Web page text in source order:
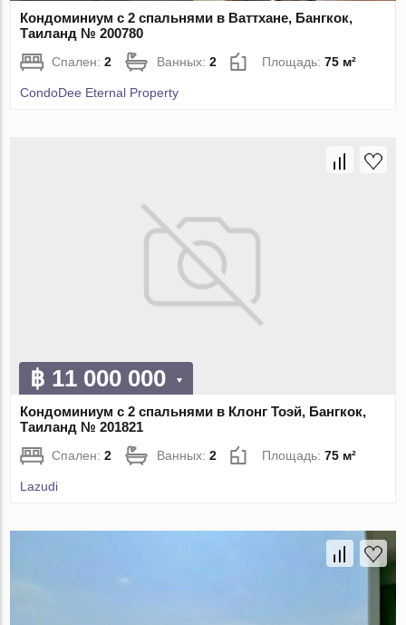
Кондоминиум с 2 спальнями в Ваттхане, Бангкок,
Таиланд № 200780
Спален:2 Ванных:2 Площадь:75 м²
CondoDee Eternal Property
฿ 11 000 000
Кондоминиум с 2 спальнями в Клонг Тоэй, Бангкок,
Таиланд № 201821
Спален:2 Ванных:2 Площадь:75 м²
Lazudi